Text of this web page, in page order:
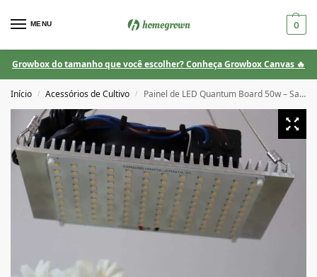
MENU 0
Growbox do tamanho que você escolher? Conheça Growbox Canvas 🔥
Início / Acessórios de Cultivo / Painel de LED Quantum Board 50w – Samsung LM301B/H 3500k + Deep Red